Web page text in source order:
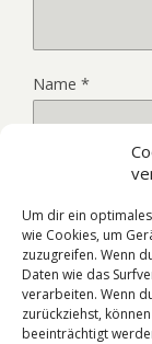
Um dir ein
wie Cookies, um
zuzugreifen. Wenn
Daten wie das
verarbeiten. Wenn
zurückziehst,
beeinträchtigt
Name *
E-Mail-Adresse*
Website